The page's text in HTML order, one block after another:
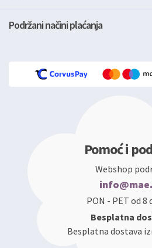
Podržani načini plaćanja
Pomoć i
Webshop
PON - PET od 8
Besplatna
Besplatna dostava